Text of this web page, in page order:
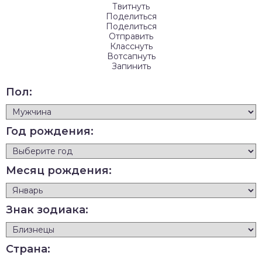
Твитнуть
Поделиться
Поделиться
Отправить
Класснуть
Вотсапнуть
Запинить
Пол:
Год рождения:
Месяц рождения:
Знак зодиака:
Страна: